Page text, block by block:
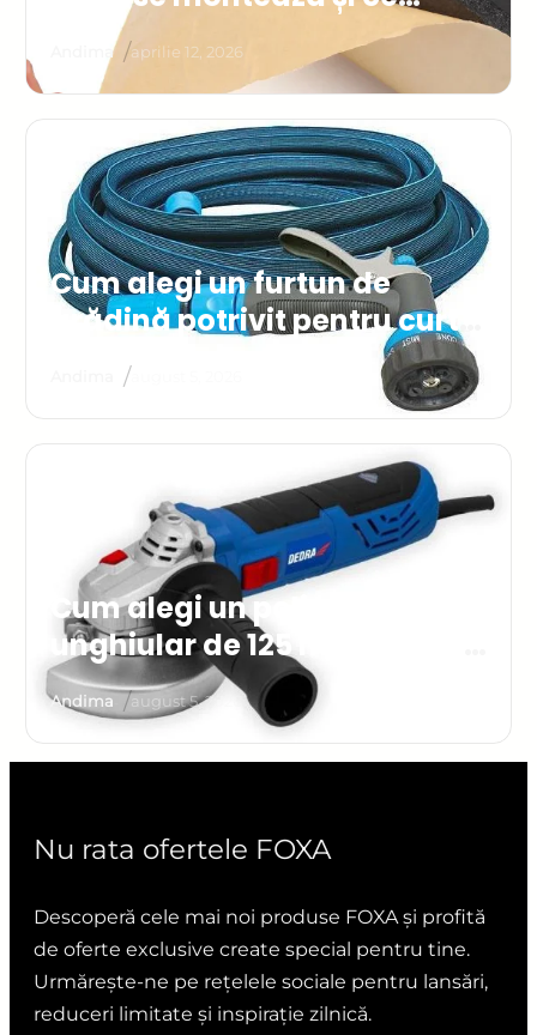
beneficii reale oferă
Andima /aprilie 12, 2026
Cum alegi un furtun de
grădină potrivit pentru curte,
grădină și gospodărie
/august 5, 2026
Cum alegi un polizor
unghiular de 125 mm pentru
casă și atelier
Andima /august 5, 2026
Nu rata ofertele FOXA
Descoperă cele mai noi produse FOXA și profită
de oferte exclusive create special pentru tine.
Urmărește-ne pe rețelele sociale pentru lansări,
reduceri limitate și inspirație zilnică.